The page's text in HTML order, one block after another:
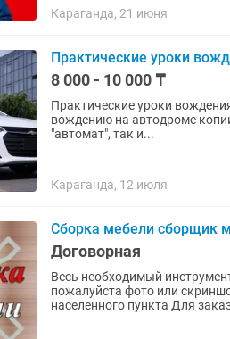
Караганда, 21 июня
Практические уроки
8 000 - 10 000 ₸
Практические уроки
вождению на автодроме
"автомат", так и...
Караганда, 12 июля
Сборка мебели сборщик
Договорная
Весь необходимый инструмент в наличии! Для определения
пожалуйста фото или
населенного пункта